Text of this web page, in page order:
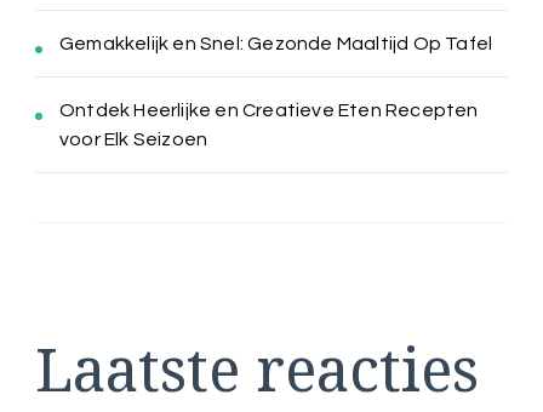
Gemakkelijk en Snel: Gezonde Maaltijd Op Tafel
Ontdek Heerlijke en Creatieve Eten Recepten
voor Elk Seizoen
Laatste reacties